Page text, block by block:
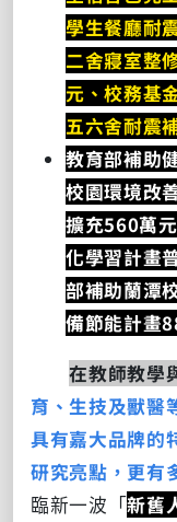
學生餐廳耐
二舍寢室整
元、校務基
五六舍耐震
教育部補助
校園環境改
擴充560萬
化學習計畫
部補助蘭潭
備節能計畫
在教師教學
育、生技及獸醫
具有嘉大品牌的
研究亮點，更有
臨新一波「新舊